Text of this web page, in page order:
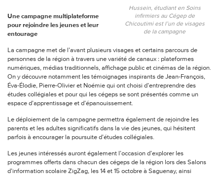
Hussein, étudiant en Soins
infirmiers au Cégep de
Chicoutimi est l’un de visages
de la campagne
Une campagne multiplateforme
pour rejoindre les jeunes et leur
entourage
La campagne met de l’avant plusieurs visages et certains parcours de
personnes de la région à travers une variété de canaux : plateformes
numériques, médias traditionnels, affichage public et cinémas de la région.
On y découvre notamment les témoignages inspirants de Jean-François,
Éva-Élodie, Pierre-Olivier et Noémie qui ont choisi d’entreprendre des
études collégiales et pour qui les cégeps se sont présentés comme un
espace d’apprentissage et d’épanouissement.
Le déploiement de la campagne permettra également de rejoindre les
parents et les adultes significatifs dans la vie des jeunes, qui hésitent
parfois à encourager la poursuite d’études collégiales.
Les jeunes intéressés auront également l’occasion d’explorer les
programmes offerts dans chacun des cégeps de la région lors des Salons
d’information scolaire ZigZag, les 14 et 15 octobre à Saguenay, ainsi